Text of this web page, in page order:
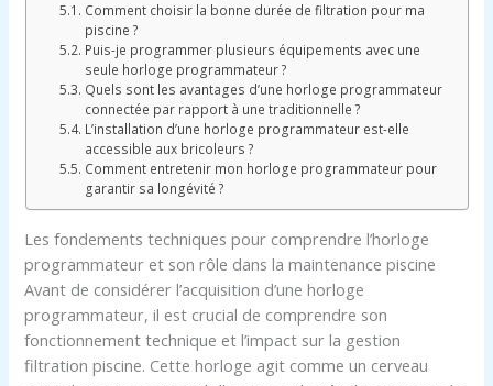
Comment choisir la bonne durée de filtration pour ma
piscine ?
Puis-je programmer plusieurs équipements avec une
seule horloge programmateur ?
Quels sont les avantages d’une horloge programmateur
connectée par rapport à une traditionnelle ?
L’installation d’une horloge programmateur est-elle
accessible aux bricoleurs ?
Comment entretenir mon horloge programmateur pour
garantir sa longévité ?
Les fondements techniques pour comprendre l’horloge
programmateur et son rôle dans la maintenance piscine
Avant de considérer l’acquisition d’une horloge
programmateur, il est crucial de comprendre son
fonctionnement technique et l’impact sur la gestion
filtration piscine. Cette horloge agit comme un cerveau